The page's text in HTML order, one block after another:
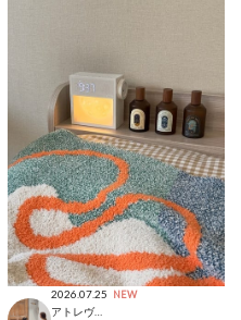
2026.07.25 NEW
アトレヴィ大塚店